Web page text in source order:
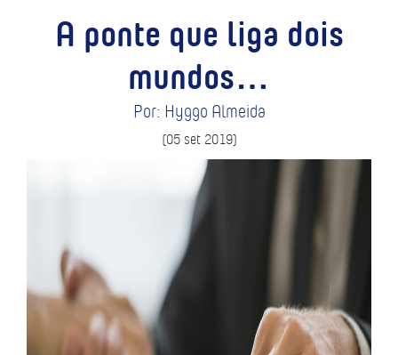
A ponte que liga dois
mundos…
Por: Hyggo Almeida
(05 set 2019)